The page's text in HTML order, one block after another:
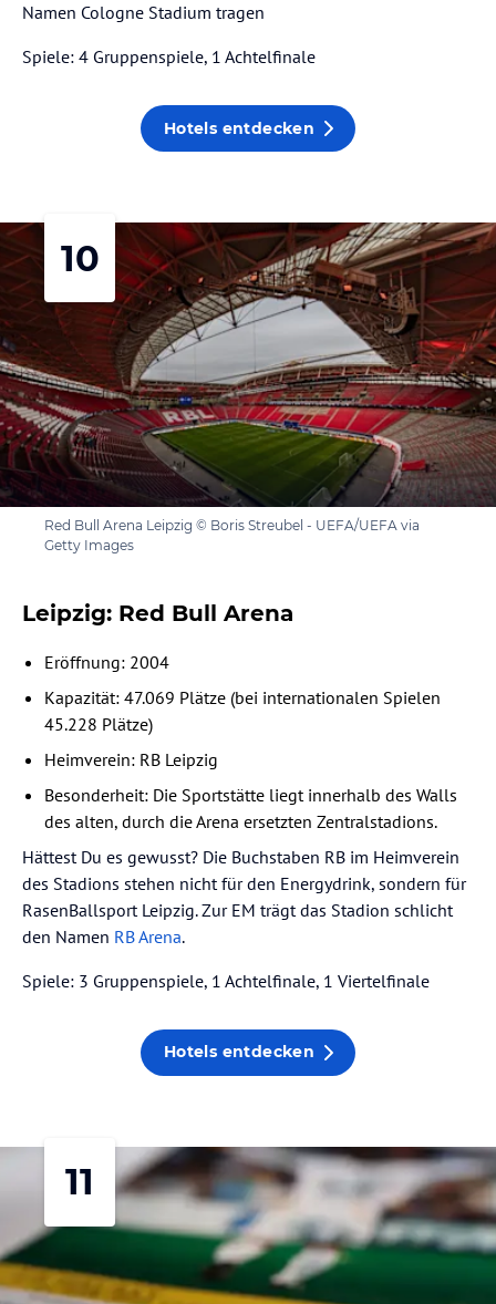
Namen Cologne Stadium tragen
Spiele: 4 Gruppenspiele, 1 Achtelfinale
Hotels entdecken
10
Red Bull Arena Leipzig © Boris Streubel - UEFA/UEFA via
Getty Images
Leipzig: Red Bull Arena
Eröffnung: 2004
Kapazität: 47.069 Plätze (bei internationalen Spielen
45.228 Plätze)
Heimverein: RB Leipzig
Besonderheit: Die Sportstätte liegt innerhalb des Walls
des alten, durch die Arena ersetzten Zentralstadions.
Hättest Du es gewusst? Die Buchstaben RB im Heimverein
des Stadions stehen nicht für den Energydrink, sondern für
RasenBallsport Leipzig. Zur EM trägt das Stadion schlicht
den Namen RB Arena.
Spiele: 3 Gruppenspiele, 1 Achtelfinale, 1 Viertelfinale
Hotels entdecken
11